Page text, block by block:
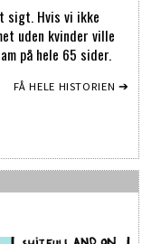
sigt. Hvis vi ikke
uden kvinder ville
på hele 65 sider.
FÅ HELE HISTORIEN ➔